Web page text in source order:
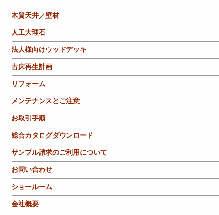
木質天井／壁材
人工大理石
法人様向けウッドデッキ
古床再生計画
リフォーム
メンテナンスとご注意
お取引手順
総合カタログダウンロード
サンプル請求のご利用について
お問い合わせ
ショールーム
会社概要